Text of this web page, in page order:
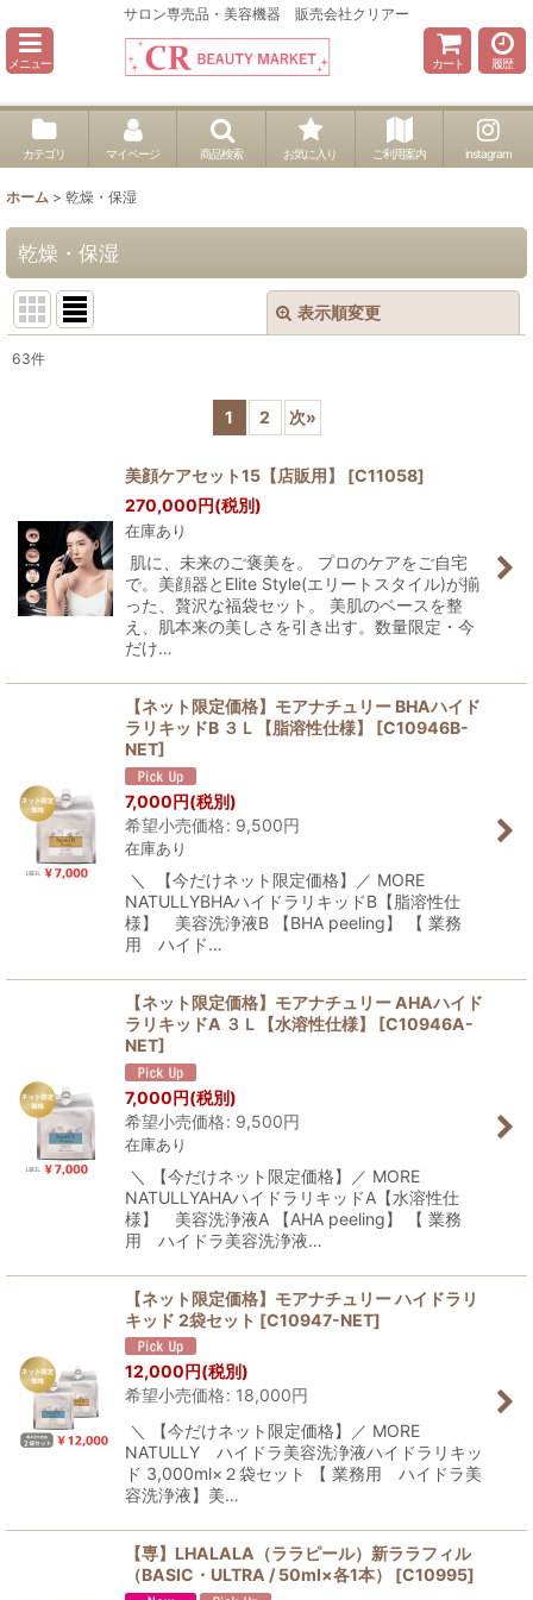
サロン専売品・美容機器 販売会社クリアー
メニュー カート 履歴
カテゴリ マイページ 商品検索 お気に入り ご利用案内 instagram
ホーム > 乾燥・保湿
乾燥・保湿
表示順変更
絞り込む
63件
1 2 次»
美顔ケアセット15【店販用】 [C11058]
270,000円(税別)
在庫あり
肌に、未来のご褒美を。 プロのケアをご自宅
で。美顔器とElite Style(エリートスタイル)が揃
った、贅沢な福袋セット。 美肌のベースを整
え、肌本来の美しさを引き出す。数量限定・今
だけ…
【ネット限定価格】モアナチュリー BHAハイド
ラリキッドB ３Ｌ【脂溶性仕様】
[C10946B-
NET]
7,000円(税別)
希望小売価格: 9,500円
在庫あり
＼ 【今だけネット限定価格】／ MORE
NATULLYBHAハイドラリキッドB【脂溶性仕
様】 美容洗浄液B 【BHA peeling】 【 業務
用 ハイド…
【ネット限定価格】モアナチュリー AHAハイド
ラリキッドA ３Ｌ【水溶性仕様】
[C10946A-
NET]
7,000円(税別)
希望小売価格: 9,500円
在庫あり
＼ 【今だけネット限定価格】／ MORE
NATULLYAHAハイドラリキッドA【水溶性仕
様】 美容洗浄液A 【AHA peeling】 【 業務
用 ハイドラ美容洗浄液…
【ネット限定価格】モアナチュリー ハイドラリ
キッド 2袋セット [C10947-NET]
12,000円(税別)
希望小売価格: 18,000円
＼ 【今だけネット限定価格】／ MORE
NATULLY ハイドラ美容洗浄液ハイドラリキッ
ド 3,000ml×２袋セット 【 業務用 ハイドラ美
容洗浄液】美…
【専】LHALALA（ララピール）新ララフィル
（BASIC・ULTRA / 50ml×各1本）
[C10995]